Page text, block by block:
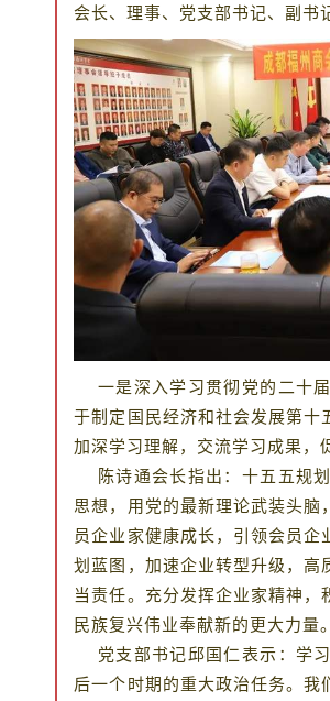
会长、理事、党支部书记、副书
一是深入学习贯彻党的二十
于制定国民经济和社会发展第十
加深学习理解，交流学习成果，
陈诗通会长指出：十五五规
思想，用党的最新理论武装头
员企业家健康成长，引领会员
划蓝图，加速企业转型升级，高
当责任。充分发挥企业家精神
民族复兴伟业奉献新的更大力量。
党支部书记邱国仁表示：学
后一个时期的重大政治任务。我